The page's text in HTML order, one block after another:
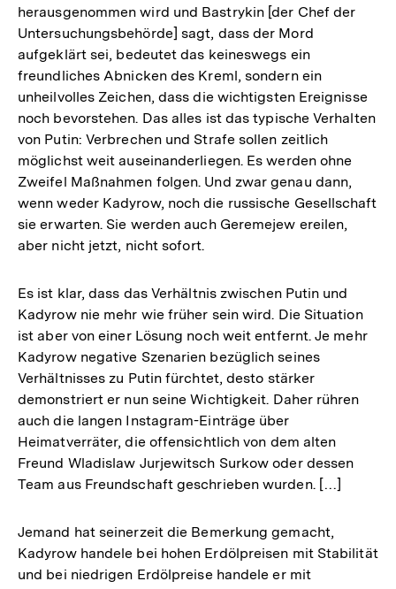
herausgenommen wird und Bastrykin [der Chef der
Untersuchungsbehörde] sagt, dass der Mord
aufgeklärt sei, bedeutet das keineswegs ein
freundliches Abnicken des Kreml, sondern ein
unheilvolles Zeichen, dass die wichtigsten Ereignisse
noch bevorstehen. Das alles ist das typische Verhalten
von Putin: Verbrechen und Strafe sollen zeitlich
möglichst weit auseinanderliegen. Es werden ohne
Zweifel Maßnahmen folgen. Und zwar genau dann,
wenn weder Kadyrow, noch die russische Gesellschaft
sie erwarten. Sie werden auch Geremejew ereilen,
aber nicht jetzt, nicht sofort.
Es ist klar, dass das Verhältnis zwischen Putin und
Kadyrow nie mehr wie früher sein wird. Die Situation
ist aber von einer Lösung noch weit entfernt. Je mehr
Kadyrow negative Szenarien bezüglich seines
Verhältnisses zu Putin fürchtet, desto stärker
demonstriert er nun seine Wichtigkeit. Daher rühren
auch die langen Instagram-Einträge über
Heimatverräter, die offensichtlich von dem alten
Freund Wladislaw Jurjewitsch Surkow oder dessen
Team aus Freundschaft geschrieben wurden. […]
Jemand hat seinerzeit die Bemerkung gemacht,
Kadyrow handele bei hohen Erdölpreisen mit Stabilität
und bei niedrigen Erdölpreise handele er mit